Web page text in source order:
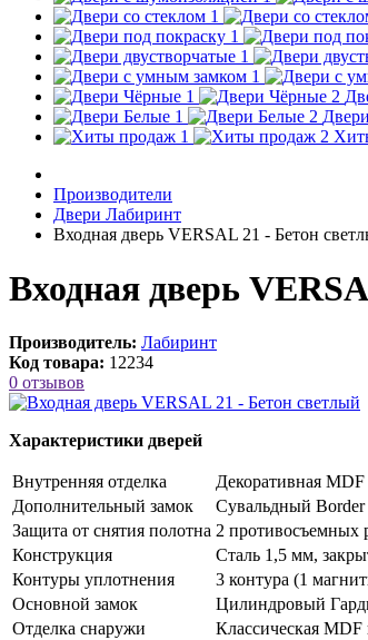
Производители
Двери Лабиринт
Входная дверь VERSAL 21 - Бетон
Входная дверь
Производитель: Лабиринт
Код товара: 12234
0 отзывов
Характеристики дверей
Внутренняя отделка
Декоративная
Дополнительный замок
Сувальдный Border
Защита от снятия полотна 2 противосъемных
Конструкция
Сталь 1,5 мм,
Контуры уплотнения
3 контура (1
Основной замок
Цилиндровый
Отделка снаружи
Классическая